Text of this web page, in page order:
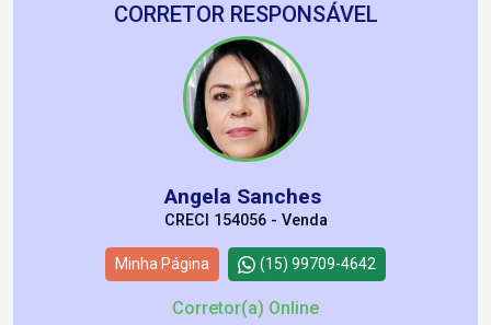
CORRETOR RESPONSÁVEL
Angela Sanches
CRECI 154056 - Venda
Minha Página (15) 99709-4642
Corretor(a) Online